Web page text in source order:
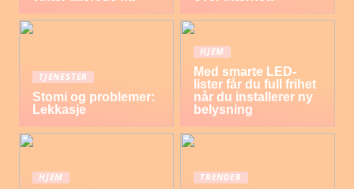
TJENESTER
Stomi og problemer:
Lekkasje
HJEM
Med smarte LED-
lister får du full frihet
når du installerer ny
belysning
HJEM TRENDER